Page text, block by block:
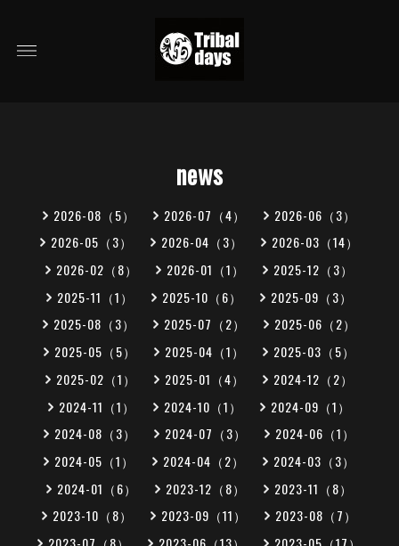
news
2026-08（5） 2026-07（4）
2026-06（3）
2026-05（3）
2026-04（3）
2026-03（14）
2026-02（8）
2026-01（1）
2025-12（3）
2025-11（1）
2025-10（6）
2025-09（3）
2025-08（3）
2025-07（2）
2025-06（2）
2025-05（5）
2025-04（1）
2025-03（5）
2025-02（1）
2025-01（4）
2024-12（2）
2024-11（1）
2024-10（1）
2024-09（1）
2024-08（3）
2024-07（3）
2024-06（1）
2024-05（1）
2024-04（2）
2024-03（3）
2024-01（6）
2023-12（8）
2023-11（8）
2023-10（8）
2023-09（11）
2023-08（7）